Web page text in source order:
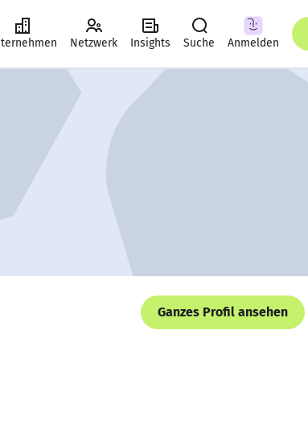
Netzwerk Insights Suche Anmelden
Ganzes Profil ansehen